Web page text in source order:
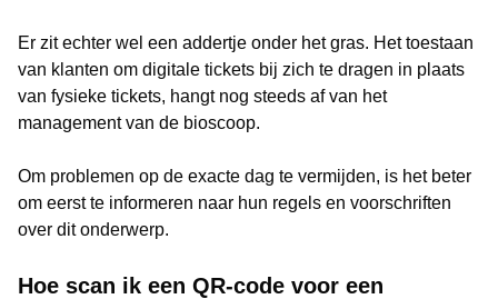
Er zit echter wel een addertje onder het gras. Het toestaan
van klanten om digitale tickets bij zich te dragen in plaats
van fysieke tickets, hangt nog steeds af van het
management van de bioscoop.
Om problemen op de exacte dag te vermijden, is het beter
om eerst te informeren naar hun regels en voorschriften
over dit onderwerp.
Hoe scan ik een QR-code voor een